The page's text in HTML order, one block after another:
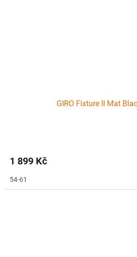
GIRO Fixture II Mat
1 899 Kč
54-61